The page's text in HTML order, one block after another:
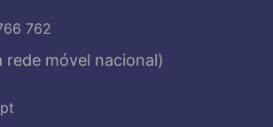
762
rede móvel nacional)